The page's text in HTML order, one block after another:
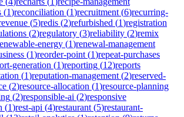
(1)reconciliation (1)recruitment (6)recurring-
(5)redis (2)refurbished (1)registration
(2)regulatory (3)reliability (2)remix
energy (1)renewal-management
(1)reorder-point (1)repeat-purchases
generation (1)reporting (12)reports
(1)reputation-management (2)reserved-
(2)resource-allocation (1)resource-planning
(2)responsible-ai (2)responsive
(1)rest-api (4)restaurant (5)restaurant-